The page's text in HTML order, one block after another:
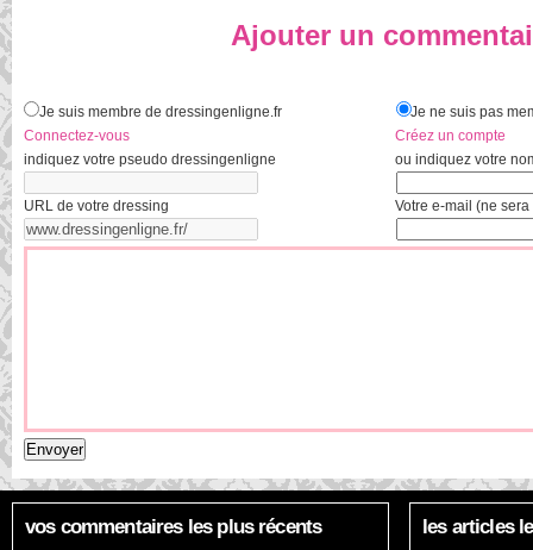
Ajouter un
Je suis membre de dressingenligne.fr
Connectez-vous
indiquez votre pseudo dressingenligne
URL de votre dressing
Je ne suis pas
Créez un compte
ou indiquez votre
Votre e-mail (ne
vos commentaires les plus récents les articles